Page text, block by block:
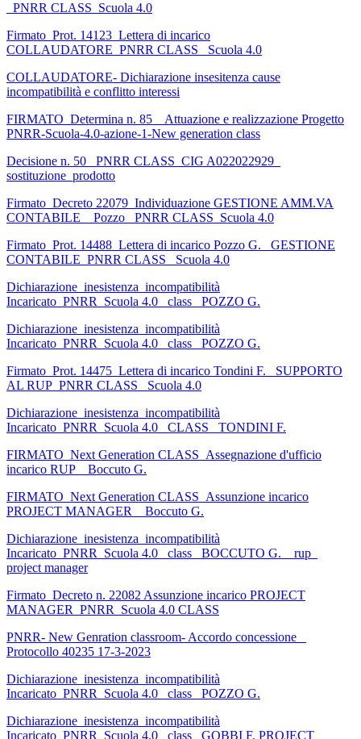
_PNRR CLASS_Scuola 4.0
Firmato_Prot. 14123_Lettera di incarico
COLLAUDATORE_PNRR CLASS _Scuola 4.0
COLLAUDATORE- Dichiarazione insesitenza cause
incompatibilità e conflitto interessi
FIRMATO_Determina n. 85 _ Attuazione e realizzazione Progetto
PNRR-Scuola-4.0-azione-1-New generation class
Decisione n. 50_ PNRR CLASS_CIG A022022929_
sostituzione_prodotto
Firmato_Decreto 22079_Individuazione GESTIONE AMM.VA
CONTABILE _ Pozzo _PNRR CLASS_Scuola 4.0
Firmato_Prot. 14488_Lettera di incarico Pozzo G. _GESTIONE
CONTABILE_PNRR CLASS _Scuola 4.0
Dichiarazione_inesistenza_incompatibilità
Incaricato_PNRR_Scuola 4.0_ class_ POZZO G.
Dichiarazione_inesistenza_incompatibilità
Incaricato_PNRR_Scuola 4.0_ class_ POZZO G.
Firmato_Prot. 14475_Lettera di incarico Tondini F. _SUPPORTO
AL RUP_PNRR CLASS _Scuola 4.0
Dichiarazione_inesistenza_incompatibilità
Incaricato_PNRR_Scuola 4.0_ CLASS_ TONDINI F.
FIRMATO_Next Generation CLASS_Assegnazione d'ufficio
incarico RUP _ Boccuto G.
FIRMATO_Next Generation CLASS_Assunzione incarico
PROJECT MANAGER _ Boccuto G.
Dichiarazione_inesistenza_incompatibilità
Incaricato_PNRR_Scuola 4.0_ class_ BOCCUTO G. _ rup_
project manager
Firmato_Decreto n. 22082 Assunzione incarico PROJECT
MANAGER_PNRR_Scuola 4.0 CLASS
PNRR- New Genration classroom- Accordo concessione _
Protocollo 40235 17-3-2023
Dichiarazione_inesistenza_incompatibilità
Incaricato_PNRR_Scuola 4.0_ class_ POZZO G.
Dichiarazione_inesistenza_incompatibilità
Incaricato_PNRR_Scuola 4.0_ class_ GOBBI F. PROJECT